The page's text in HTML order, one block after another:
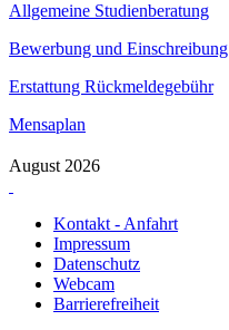
Allgemeine Studienberatung
Bewerbung und Einschreibung
Erstattung Rückmeldegebühr
Mensaplan
August 2026
Kontakt - Anfahrt
Impressum
Datenschutz
Webcam
Barrierefreiheit